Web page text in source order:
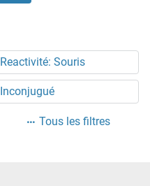
Reactivité: Souris
Inconjugué
Tous les filtres